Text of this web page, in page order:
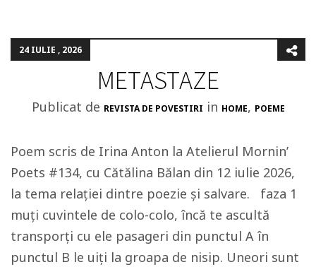
24 IULIE , 2026
METASTAZE
Publicat de REVISTA DE POVESTIRI in HOME, POEME
Poem scris de Irina Anton la Atelierul Mornin’
Poets #134, cu Cătălina Bălan din 12 iulie 2026,
la tema relației dintre poezie și salvare. faza 1
muți cuvintele de colo-colo, încă te ascultă
transporți cu ele pasageri din punctul A în
punctul B le uiți la groapa de nisip. Uneori sunt